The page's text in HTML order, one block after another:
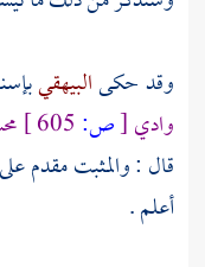
وقد حكىالبيهقي
وادي[ص:
قال : والمثبت مقدم
أعلم .